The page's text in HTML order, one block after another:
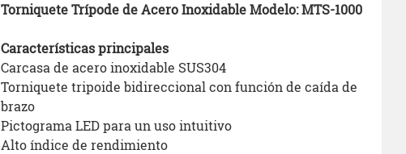
Torniquete Trípode de Acero Inoxidable Modelo: MTS-1000
Características principales
Carcasa de acero inoxidable SUS304
Torniquete tripoide bidireccional con función de caída de
brazo
Pictograma LED para un uso intuitivo
Alto índice de rendimiento